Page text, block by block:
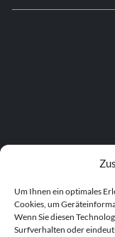
Um Ihnen ein optimales
Cookies, um
Wenn Sie diesen
Surfverhalten oder